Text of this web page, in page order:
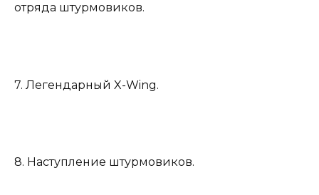
отряда штурмовиков.
7. Легендарный X-Wing.
8. Наступление штурмовиков.